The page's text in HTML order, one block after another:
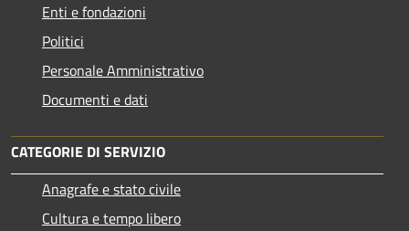
Enti e fondazioni
Politici
Personale Amministrativo
Documenti e dati
CATEGORIE DI SERVIZIO
Anagrafe e stato civile
Cultura e tempo libero